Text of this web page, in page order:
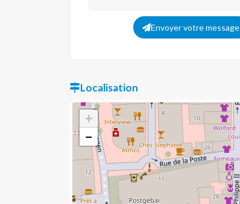
Envoyer votre message
Localisation
+
−